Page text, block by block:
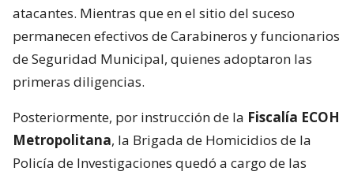
atacantes. Mientras que en el sitio del suceso
permanecen efectivos de Carabineros y funcionarios
de Seguridad Municipal, quienes adoptaron las
primeras diligencias.
Posteriormente, por instrucción de la Fiscalía ECOH
Metropolitana, la Brigada de Homicidios de la
Policía de Investigaciones quedó a cargo de las